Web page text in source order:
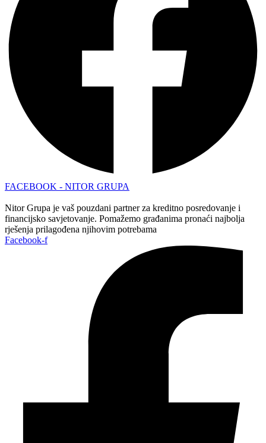
FACEBOOK - NITOR GRUPA
Nitor Grupa je vaš pouzdani partner za kreditno posredovanje i
financijsko savjetovanje. Pomažemo građanima pronaći najbolja
rješenja prilagođena njihovim potrebama
Facebook-f